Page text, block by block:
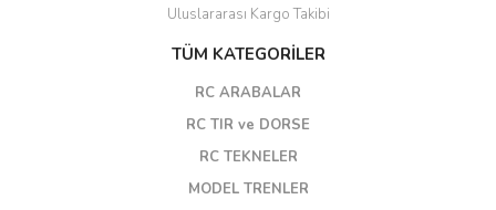
Uluslararası Kargo Takibi
TÜM KATEGORİLER
RC ARABALAR
RC TIR ve DORSE
RC TEKNELER
MODEL TRENLER